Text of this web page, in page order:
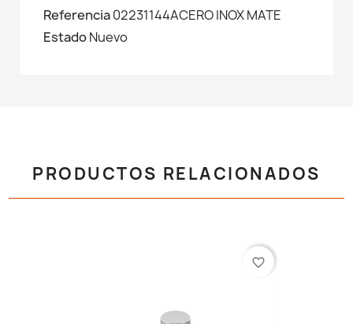
Referencia02231144ACERO INOX MATE
EstadoNuevo
PRODUCTOS RELACIONADOS
favorite_border